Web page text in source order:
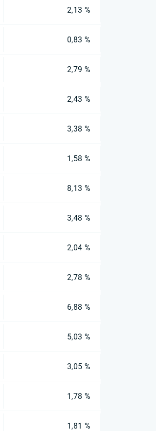
2,13 %
0,83 %
2,79 %
2,43 %
3,38 %
1,58 %
8,13 %
3,48 %
2,04 %
2,78 %
6,88 %
5,03 %
3,05 %
1,78 %
1,81 %